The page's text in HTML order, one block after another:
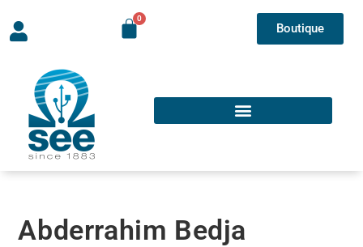
Boutique
Abderrahim Bedja